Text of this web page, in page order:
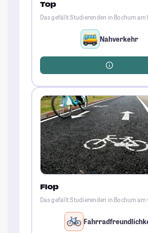
Top
Das gefällt Studierenden in Bochum am
Nahverkehr
Flop
Das gefällt Studierenden in Bochum am